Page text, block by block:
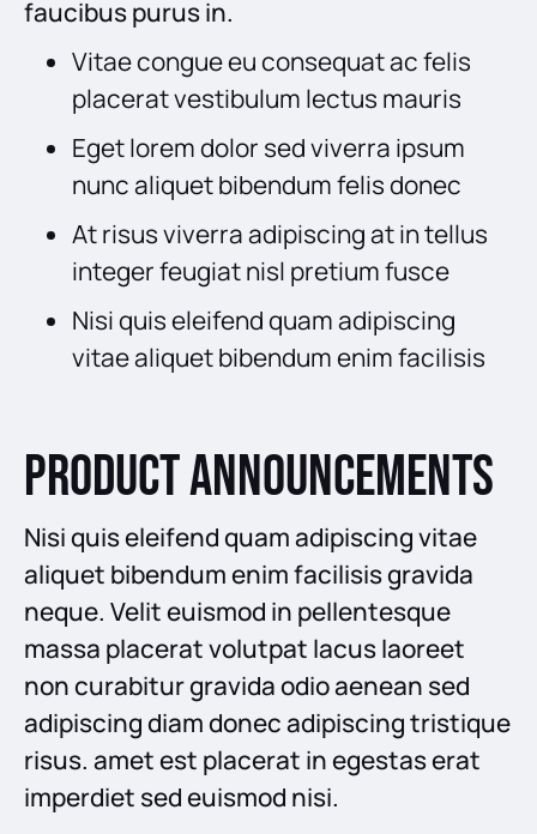
faucibus purus in.
Vitae congue eu consequat ac felis
placerat vestibulum lectus mauris
Eget lorem dolor sed viverra ipsum
nunc aliquet bibendum felis donec
At risus viverra adipiscing at in tellus
integer feugiat nisl pretium fusce
Nisi quis eleifend quam adipiscing
vitae aliquet bibendum enim facilisis
Product announcements
Nisi quis eleifend quam adipiscing vitae
aliquet bibendum enim facilisis gravida
neque. Velit euismod in pellentesque
massa placerat volutpat lacus laoreet
non curabitur gravida odio aenean sed
adipiscing diam donec adipiscing tristique
risus. amet est placerat in egestas erat
imperdiet sed euismod nisi.